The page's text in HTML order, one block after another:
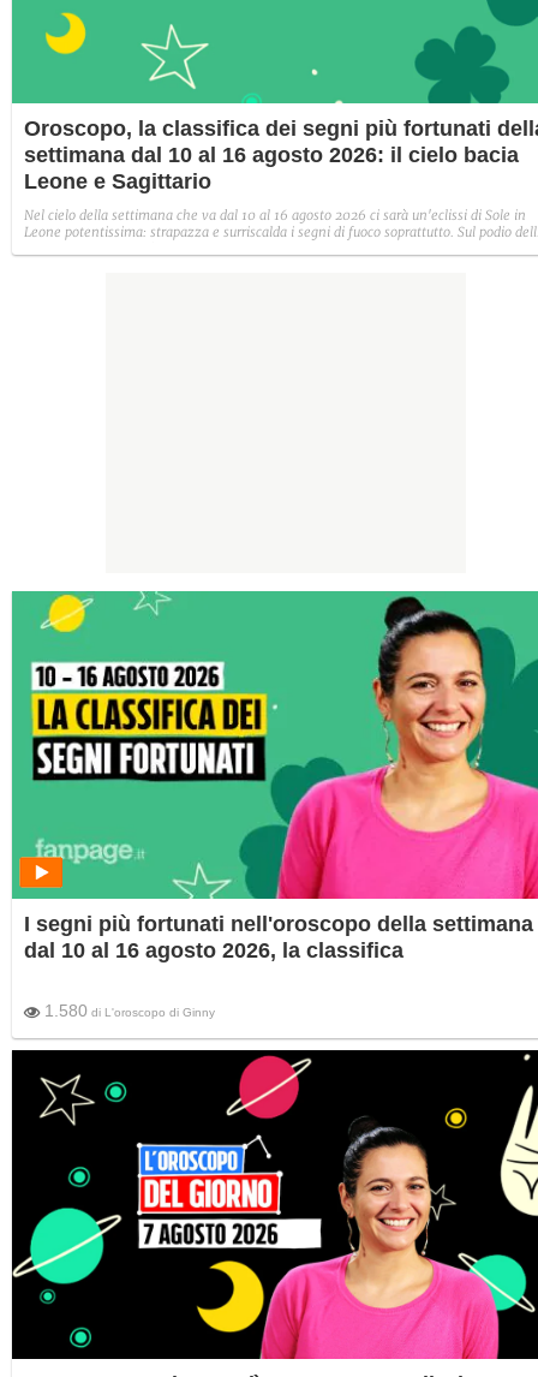
Oroscopo, la classifica dei segni più fortunati
settimana dal 10 al 16 agosto 2026: il cielo bacia
Leone e Sagittario
Nel cielo della settimana che va dal 10 al 16 agosto 2026 ci sarà un'eclissi di Sole in
Leone potentissima: strapazza e surriscalda i segni di fuoco soprattutto. Sul podio
I segni più fortunati nell'oroscopo della settimana
dal 10 al 16 agosto 2026, la classifica
1.580 di L'oroscopo di Ginny